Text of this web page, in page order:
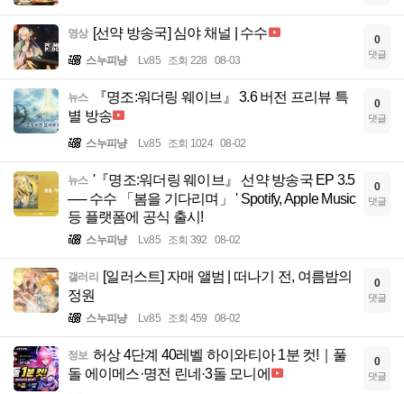
영상 [선약 방송국] 심야 채널 | 수수
스누피냥 Lv.85 조회 228 08-03
0
댓글
뉴스
『명조:워더링 웨이브』 3.6 버전 프리뷰 특
별 방송
스누피냥 Lv.85 조회 1024 08-02
0
댓글
뉴스 '『명조:워더링 웨이브』 선약 방송국 EP 3.5
── 수수 「봄을 기다리며」 ' Spotify, Apple Music
등 플랫폼에 공식 출시!
스누피냥 Lv.85 조회 392 08-02
0
댓글
갤러리
[일러스트] 자매 앨범 | 떠나기 전, 여름밤의
정원
스누피냥 Lv.85 조회 459 08-02
0
댓글
정보 허상 4단계 40레벨 하이와티아 1분 컷!｜풀
돌 에이메스·명전 린네·3돌 모니에
0
댓글